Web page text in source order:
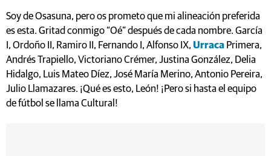
Soy de Osasuna, pero os prometo que mi alineación preferida
es esta. Gritad conmigo “Oé” después de cada nombre. García
I, Ordoño II, Ramiro II, Fernando I, Alfonso IX, Urraca Primera,
Andrés Trapiello, Victoriano Crémer, Justina González, Delia
Hidalgo, Luis Mateo Díez, José María Merino, Antonio Pereira,
Julio Llamazares. ¡Qué es esto, León! ¡Pero si hasta el equipo
de fútbol se llama Cultural!